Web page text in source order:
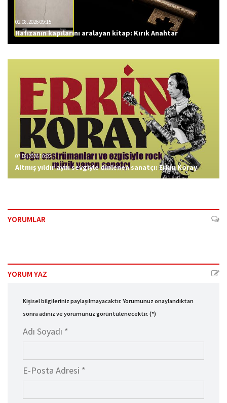
02.08.2026 09:15
Hafızanın kapılarını aralayan kitap: Kırık Anahtar
07.08.2026 10:22
Altmış yıldır aynı sevgiyle dinlenen sanatçı: Erkin Koray
YORUMLAR
YORUM YAZ
Kişisel bilgileriniz paylaşılmayacaktır. Yorumunuz onaylandıktan
sonra adınız ve yorumunuz görüntülenecektir. (*)
Adı Soyadı *
E-Posta Adresi *